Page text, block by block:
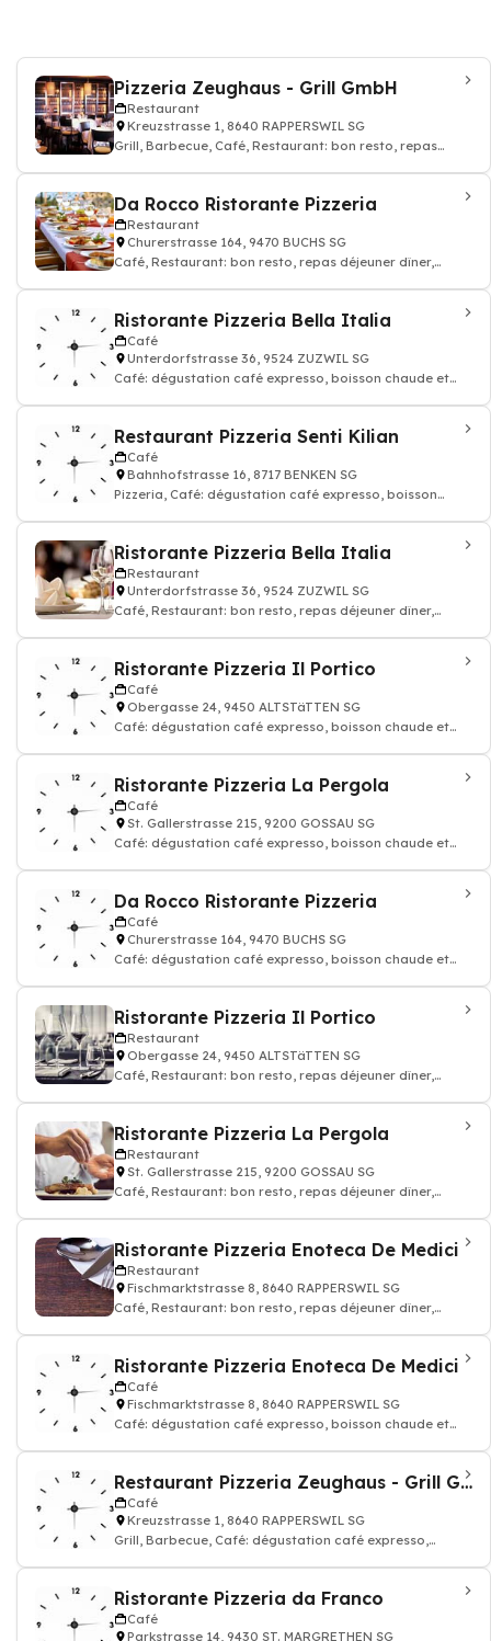
Pizzeria Zeughaus - Grill GmbH
Restaurant
Kreuzstrasse 1, 8640 RAPPERSWIL SG
Grill, Barbecue, Café, Restaurant: bon resto, repas
Da Rocco Ristorante Pizzeria
Restaurant
Churerstrasse 164, 9470 BUCHS SG
Café, Restaurant: bon resto, repas déjeuner dîner,
Ristorante Pizzeria Bella Italia
Café
Unterdorfstrasse 36, 9524 ZUZWIL SG
Café: dégustation café expresso, boisson chaude et
Restaurant Pizzeria Senti Kilian
Café
Bahnhofstrasse 16, 8717 BENKEN SG
Pizzeria, Café: dégustation café expresso, boisson
Ristorante Pizzeria Bella Italia
Restaurant
Unterdorfstrasse 36, 9524 ZUZWIL SG
Café, Restaurant: bon resto, repas déjeuner dîner,
Ristorante Pizzeria Il Portico
Café
Obergasse 24, 9450 ALTSTäTTEN SG
Café: dégustation café expresso, boisson chaude et
Ristorante Pizzeria La Pergola
Café
St. Gallerstrasse 215, 9200 GOSSAU SG
Café: dégustation café expresso, boisson chaude et
Da Rocco Ristorante Pizzeria
Café
Churerstrasse 164, 9470 BUCHS SG
Café: dégustation café expresso, boisson chaude et
Ristorante Pizzeria Il Portico
Restaurant
Obergasse 24, 9450 ALTSTäTTEN SG
Café, Restaurant: bon resto, repas déjeuner dîner,
Ristorante Pizzeria La Pergola
Restaurant
St. Gallerstrasse 215, 9200 GOSSAU SG
Café, Restaurant: bon resto, repas déjeuner dîner,
Ristorante Pizzeria Enoteca De Medici
Restaurant
Fischmarktstrasse 8, 8640 RAPPERSWIL SG
Café, Restaurant: bon resto, repas déjeuner dîner,
Ristorante Pizzeria Enoteca De Medici
Café
Fischmarktstrasse 8, 8640 RAPPERSWIL SG
Café: dégustation café expresso, boisson chaude et
Restaurant Pizzeria Zeughaus - Grill GmbH
Café
Kreuzstrasse 1, 8640 RAPPERSWIL SG
Grill, Barbecue, Café: dégustation café expresso,
Ristorante Pizzeria da Franco
Café
Parkstrasse 14, 9430 ST. MARGRETHEN SG